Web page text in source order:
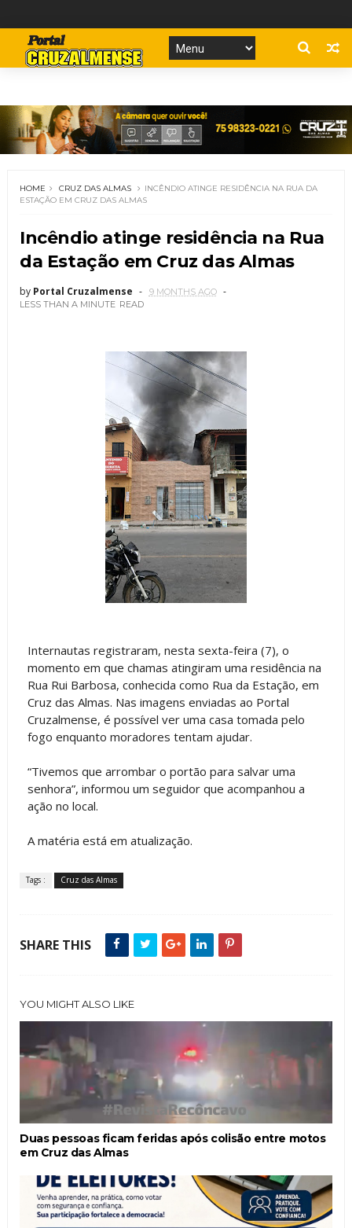
HOME CRUZ DAS ALMAS
INCÊNDIO ATINGE RESIDÊNCIA NA RUA DA
ESTAÇÃO EM CRUZ DAS ALMAS
Incêndio atinge residência na Rua
da Estação em Cruz das Almas
by Portal Cruzalmense
9 MONTHS AGO
LESS THAN A MINUTE READ
Internautas registraram, nesta sexta-feira (7), o
momento em que chamas atingiram uma residência na
Rua Rui Barbosa, conhecida como Rua da Estação, em
Cruz das Almas. Nas imagens enviadas ao Portal
Cruzalmense, é possível ver uma casa tomada pelo
fogo enquanto moradores tentam ajudar.
“Tivemos que arrombar o portão para salvar uma
senhora”, informou um seguidor que acompanhou a
ação no local.
A matéria está em atualização.
Tags : Cruz das Almas
SHARE THIS
YOU MIGHT ALSO LIKE
Duas pessoas ficam feridas após colisão entre motos
em Cruz das Almas